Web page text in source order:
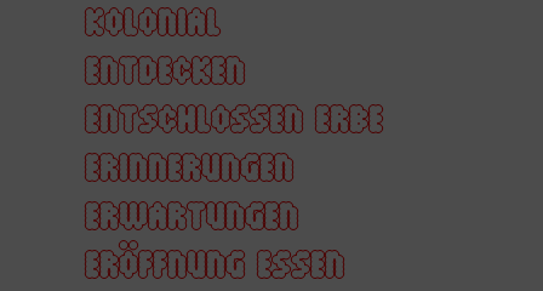
KOLONIAL
ENTDECKEN
ENTSCHLOSSEN ERBE
ERINNERUNGEN
ERWARTUNGEN
ERÖFFNUNG ESSEN